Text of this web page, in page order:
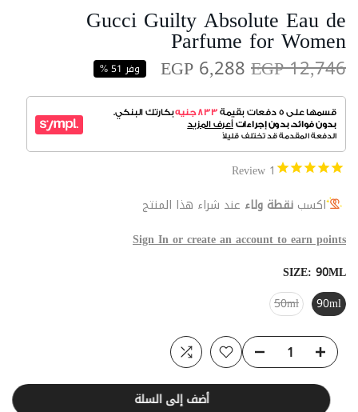
Gucci Guilty Absolute Eau de
Parfume for Women
EGP 12,746
EGP 6,288 وفر 51 %
1
اكسب نقطة ولاء عند شراء هذا المنتج
Sign In or create an account to earn points
SIZE: 90ML
90ml
50ml
أضف إلى السلة